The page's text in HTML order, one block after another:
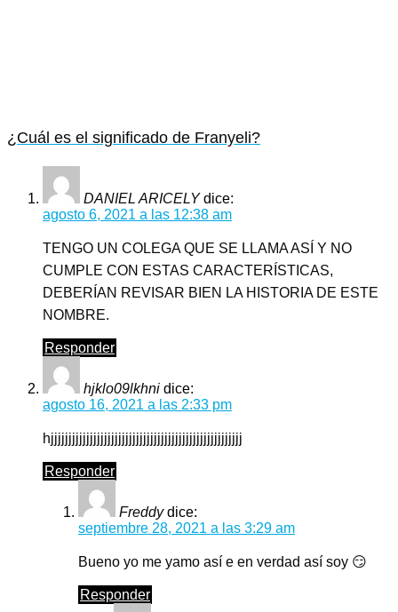
¿Cuál es el significado de Franyeli?
DANIEL ARICELY dice:
agosto 6, 2021 a las 12:38 am
TENGO UN COLEGA QUE SE LLAMA ASÍ Y NO
CUMPLE CON ESTAS CARACTERÍSTICAS,
DEBERÍAN REVISAR BIEN LA HISTORIA DE ESTE
NOMBRE.
Responder
hjklo09lkhni dice:
agosto 16, 2021 a las 2:33 pm
hjjjjjjjjjjjjjjjjjjjjjjjjjjjjjjjjjjjjjjjjjjjjjjjjjjjjjj
Responder
Freddy dice:
septiembre 28, 2021 a las 3:29 am
Bueno yo me yamo así e en verdad así soy 😏
Responder